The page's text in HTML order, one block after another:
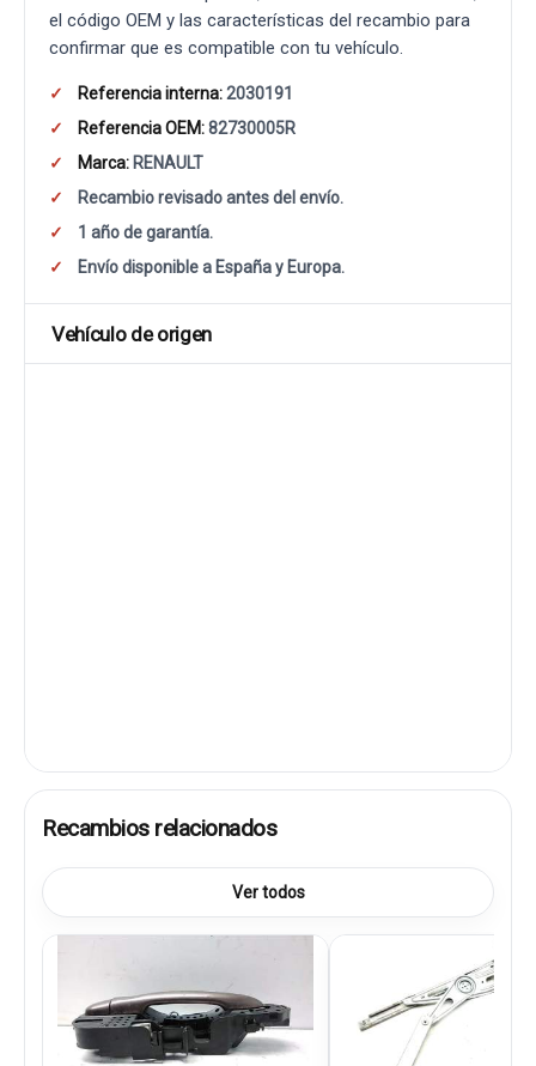
el código OEM y las características del recambio para
confirmar que es compatible con tu vehículo.
Referencia interna:2030191
Referencia OEM:82730005R
Marca: RENAULT
Recambio revisado antes del envío.
1 año de garantía.
Envío disponible a España y Europa.
Vehículo de origen
Recambios relacionados
Ver todos